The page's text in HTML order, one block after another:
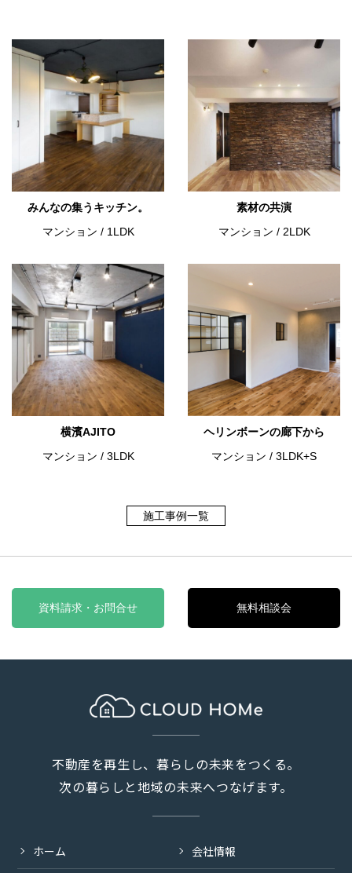
みんなの集うキッチン。
マンション / 1LDK
素材の共演
マンション / 2LDK
横濱AJITO
マンション / 3LDK
ヘリンボーンの廊下から
マンション / 3LDK+S
施工事例一覧
資料請求・お問合せ 無料相談会
不動産を再生し、暮らしの未来をつくる。
次の暮らしと地域の未来へつなげます。
ホーム 会社情報